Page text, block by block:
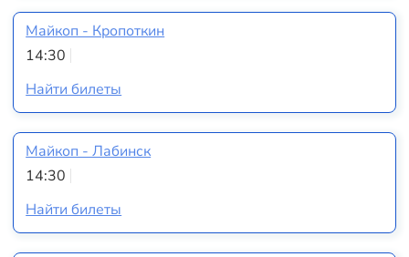
Майкоп - Кропоткин
14:30
Найти билеты
Майкоп - Лабинск
14:30
Найти билеты